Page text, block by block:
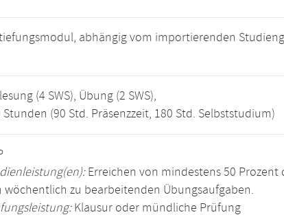
abhängig vom importierenden
(4 SWS), Übung (2 SWS),
Stunden (90 Std. Präsenzzeit, 180 Std. Selbststudium)
Erreichen von mindestens 50 Prozent
wöchentlich zu bearbeitenden Übungsaufgaben.
Klausur oder mündliche Prüfung